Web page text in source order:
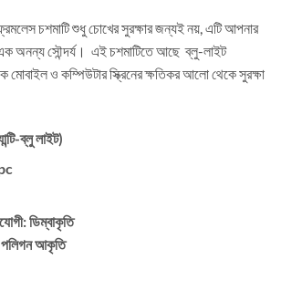
চশমাটি শুধু চোখের সুরক্ষার জন্যই নয়, এটি আপনার
অনন্য সৌন্দর্য। এই চশমাটিতে আছে ব্লু-লাইট
ও কম্পিউটার স্ক্রিনের ক্ষতিকর আলো থেকে সুরক্ষা
ব্লু লাইট)
ডিম্বাকৃতি
আকৃতি